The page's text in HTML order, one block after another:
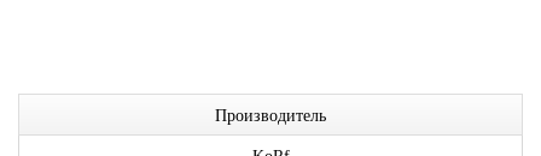
Производитель